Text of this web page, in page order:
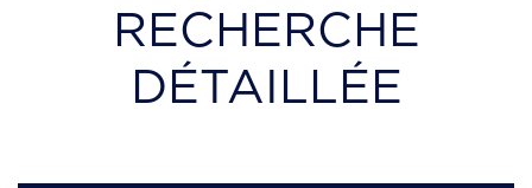
RECHERCHE
DÉTAILLÉE